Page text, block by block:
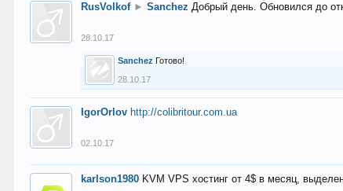
RusVolkof ► Sanchez Добрый день. Обновился до
28.10.17
Sanchez Готово!
28.10.17
IgorOrlov http://colibritour.com.ua
02.10.17
karlson1980 KVM VPS хостинг от 4$ в месяц,